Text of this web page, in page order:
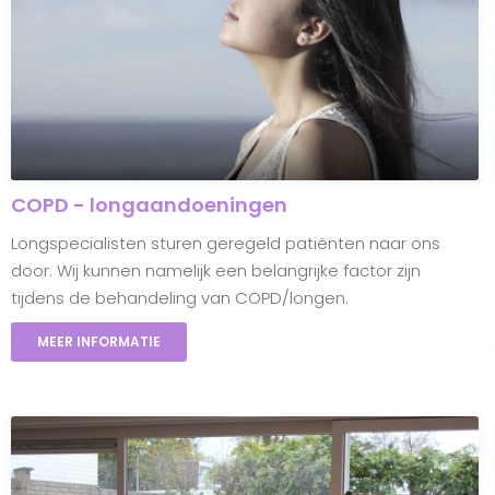
COPD - longaandoeningen
Longspecialisten sturen geregeld patiënten naar ons
door. Wij kunnen namelijk een belangrijke factor zijn
tijdens de behandeling van COPD/longen.
MEER INFORMATIE